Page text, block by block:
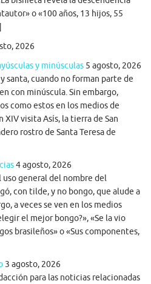
o «100 años, 13 hijos, 55
2026
y minúsculas 5 agosto, 2026
santa, cuando no forman parte de
con minúscula. Sin embargo,
como estos en los medios de
XIV visita Asís, la tierra de San
rostro de Santa Teresa de
4 agosto, 2026
uso general del nombre del
con tilde, y no bongo, que alude a
a veces se ven en los medios
el mejor bongo?», «Se la vio
brasileños» o «Sus componentes,
3 agosto, 2026
para las noticias relacionadas